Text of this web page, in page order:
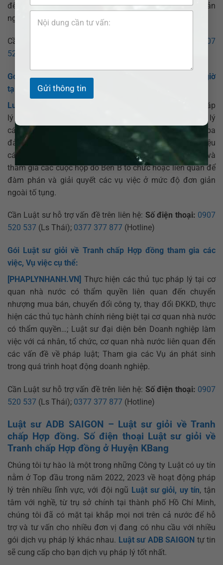
Gửi thông tin
để đàm phán và giải quyết các vụ việc ở mức độ đơn giản
ngoài tố tụng.
Cần Luật sư hỗ trợ vấn đề trên liên hệ:
0907
520 537
Gói Luật sư giỏi về Tranh chấp Hợp đồng làm việc theo giờ
tại Doanh nghiệp:
Luật sư ADB SAIGON
Tư vấn, hướng dẫn các vấn đề pháp
lý trong hoạt động của Doanh nghiệp; Thẩm tra pháp lý
các hợp đồng, tài liệu giao dịch giữa bên B với bên thứ ba
đảm bảo không vi phạm điều cấm của pháp luật, dự liệu
các vấn đề thường xảy ra bất đồng tranh chấp; Đại diện và
tham gia các cuộc họp do Bên B tổ chức hoặc liên quan để
đàm phán và giải quyết các vụ việc ở mức độ đơn giản
ngoài tố tụng.
Cần Luật sư hỗ trợ vấn đề trên liên hệ: Số điện thoại: 0907
520 537 (Ls Thái); 0377 377 877 (Hotline)
Gói Luật sư giỏi về Tranh chấp Hợp đồng tham gia các
việc, Vụ việc cụ thể:
[PHAPLYNHANH.VN] Thực hiện các thủ tục pháp lý tại cơ
quan nhà nước có thẩm quyền liên quan đến chuyển
nhượng mua bán, chuyển đổi công ty, thay đổi ĐKKD, thực
hiện các thủ tục hành chính riêng biệt tại cơ quan nhà nước
có thẩm quyền…; Luật sư đại diện bên Doanh nghiệp làm
việc với cá nhân, tổ chức, cơ quan nhà nước liên quan đến
các vấn đề về pháp luật; Tham gia các Vụ án phát sinh
trong quá trình hoạt động doanh nghiệp.
Cần Luật sư hỗ trợ vấn đề trên liên hệ: Số điện thoại: 0907
520 537 (Ls Thái); 0377 377 877 (Hotline)
Luật sư ADB SAIGON – Luật sư giỏi về Tranh
chấp Hợp đồng. Số điện thoại Luật sư giỏi về
Tranh chấp Hợp đồng ở Huyện KBang
Chúng tôi tự hào là một trong những Công ty Luật có uy tín
nằm ở Top đầu trong năm 2022, 2023 về hoạt động pháp
lý trên nhiều lĩnh vực, với đội ngũ Luật sư giỏi, uy tín, tận
tâm với nghề, từ trụ sở chính tại thành phố Hồ Chí Minh,
chúng tôi đã có mặt tại khắp mọi nơi trên cả nước để hỗ
trợ và tư vấn cho nhiều đơn vị đang có nhu cầu với nhiều
gói dịch vụ pháp lý khác nhau. Luật sư ADB SAIGON tự tin
sẽ cung cấp cho bạn dịch vụ pháp lý tốt nhất.